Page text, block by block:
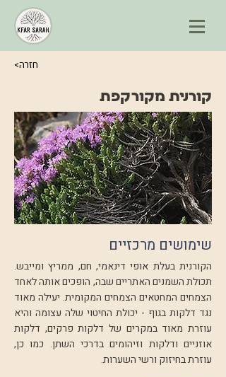
<חזרה
קורנית מקורקפת
שימושים מרכזיים
הקורנית בעלת אופי דינאמי, חם, ממריץ ומייבש.
תכולת השמנים האתריים שבה, הופכים אותה לאחד
הצמחים המחטאים הצמחים המקומית. יעילה מאוד
נגד דלקות בגוף - יכולת החיטוי שלה עצומה והיא
עוזרת מאוד במקרים של דלקות פרקים, דלקות
אוזניים ודלקות וזיהומים בדרכי השתן. כמו כן,
עוזרת בחיזוק ורשי השערות.